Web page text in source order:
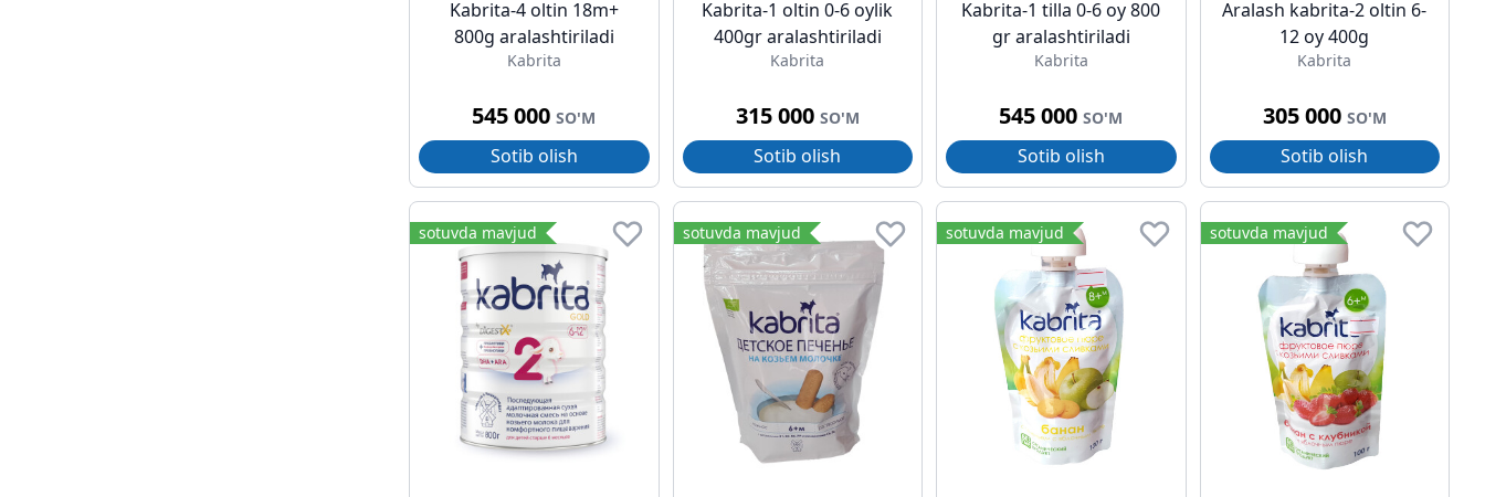
Kabrita-4 oltin 18m+
800g aralashtiriladi
Kabrita
545 000SO'M
Sotib olish
Kabrita-1 oltin 0-6 oylik
400gr aralashtiriladi
Kabrita
315 000 SO'M
Sotib olish
Kabrita-1 tilla 0-6 oy 800
gr aralashtiriladi
Kabrita
545 000SO'M
Sotib olish
Aralash kabrita-2 oltin 6-
12 oy 400g
Kabrita
305 000 SO'M
Sotib olish
sotuvda mavjud sotuvda mavjud sotuvda mavjud sotuvda mavjud